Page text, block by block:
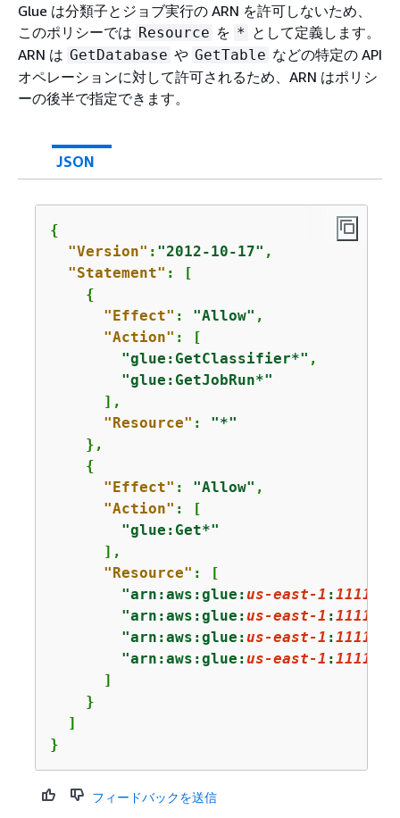
Glue は分類子とジョブ実行の ARN を許可しないため、
このポリシーでは Resource を * として定義します。
ARN は GetDatabase や GetTable などの特定の API
オペレーションに対して許可されるため、ARN はポリシ
ーの後半で指定できます。
JSON
{
"Version" : "2012-10-17" ,
"Statement" : [
{
"Effect" : "Allow" ,
"Action" : [
"glue:GetClassifier*" ,
"glue:GetJobRun*"
      ],
"Resource" : "*"
    },
{
"Effect" : "Allow" ,
"Action" : [
"glue:Get*"
      ],
"Resource" : [
"arn:aws:glue:us-east-1 :
"arn:aws:glue:us-east-1 :
"arn:aws:glue:us-east-1 :
"arn:aws:glue:us-east-1 :
      ]
    }
  ]
}
フィードバックを送信